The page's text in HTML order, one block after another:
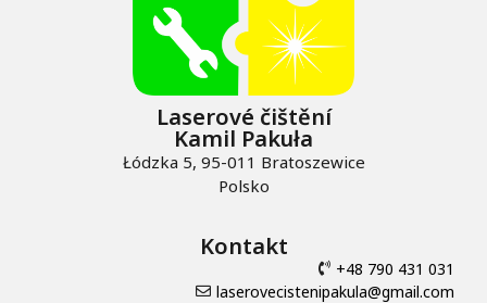
Laserové čištění
Kamil Pakuła
Łódzka 5, 95-011 Bratoszewice
Polsko
Kontakt
+48 790 431 031
laserovecistenipakula@gmail.com